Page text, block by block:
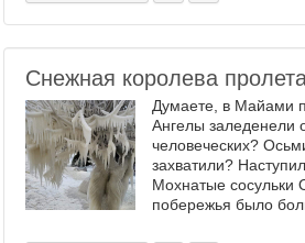
Снежная королева
Думаете, в Майами
Ангелы заледенели
человеческих?
захватили?
Мохнатые сосульки
побережья было